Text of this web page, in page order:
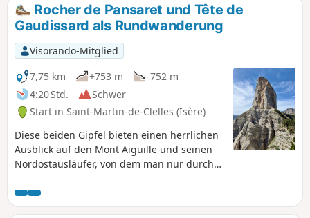
Rocher de Pansaret und Tête de
Gaudissard als Rundwanderung
Visorando-Mitglied
7,75 km
+753 m
-752 m
4:20 Std.
Schwer
Start in Saint-Martin-de-Clelles (Isère)
Diese beiden Gipfel bieten einen herrlichen
Ausblick auf den Mont Aiguille und seinen
Nordostausläufer, von dem man nur durch
Aussicht muss man sich verdienen, denn die
Strecke ist anspruchsvoll, führt über